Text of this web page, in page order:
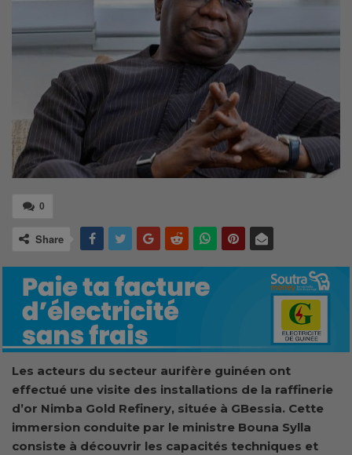
0
Share
Les acteurs du secteur aurifère guinéen ont
effectué une visite des installations de la raffinerie
d’or Nimba Gold Refinery, située à GBessia. Cette
immersion conduite par le ministre Bouna Sylla
consiste à découvrir les capacités techniques et